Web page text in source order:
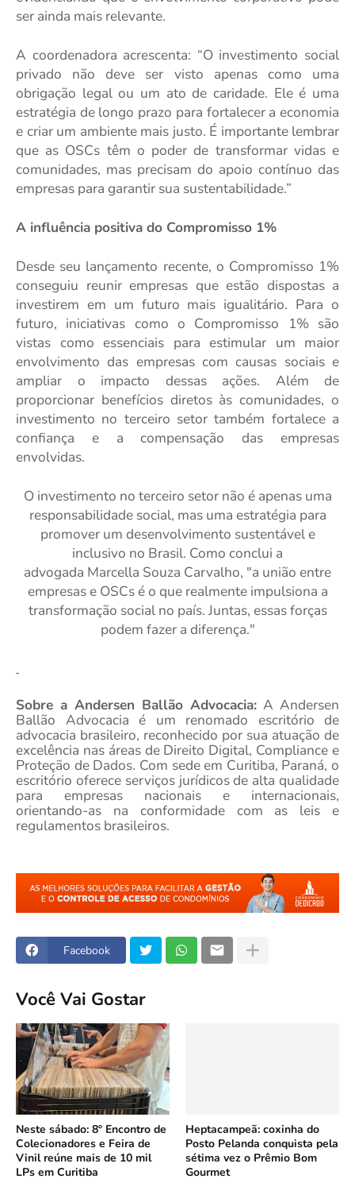
ser ainda mais relevante.
A coordenadora acrescenta: “O investimento social
privado não deve ser visto apenas como uma
obrigação legal ou um ato de caridade. Ele é uma
estratégia de longo prazo para fortalecer a economia
e criar um ambiente mais justo. É importante lembrar
que as OSCs têm o poder de transformar vidas e
comunidades, mas precisam do apoio contínuo das
empresas para garantir sua sustentabilidade.”
A influência positiva do Compromisso 1%
Desde seu lançamento recente, o Compromisso 1%
conseguiu reunir empresas que estão dispostas a
investirem em um futuro mais igualitário. Para o
futuro, iniciativas como o Compromisso 1% são
vistas como essenciais para estimular um maior
envolvimento das empresas com causas sociais e
ampliar o impacto dessas ações. Além de
proporcionar benefícios diretos às comunidades, o
investimento no terceiro setor também fortalece a
confiança e a compensação das empresas
envolvidas.
O investimento no terceiro setor não é apenas uma
responsabilidade social, mas uma estratégia para
promover um desenvolvimento sustentável e
inclusivo no Brasil. Como conclui a
advogada Marcella Souza Carvalho, "a união entre
empresas e OSCs é o que realmente impulsiona a
transformação social no país. Juntas, essas forças
podem fazer a diferença."
Sobre a Andersen Ballão Advocacia: A Andersen
Ballão Advocacia é um renomado escritório de
advocacia brasileiro, reconhecido por sua atuação de
excelência nas áreas de Direito Digital, Compliance e
Proteção de Dados. Com sede em Curitiba, Paraná, o
escritório oferece serviços jurídicos de alta qualidade
para empresas nacionais e internacionais,
orientando-as na conformidade com as leis e
regulamentos brasileiros.
Facebook
Você Vai Gostar
Neste sábado: 8º Encontro de
Colecionadores e Feira de
Vinil reúne mais de 10 mil
LPs em Curitiba
Heptacampeã: coxinha do
Posto Pelanda conquista pela
sétima vez o Prêmio Bom
Gourmet